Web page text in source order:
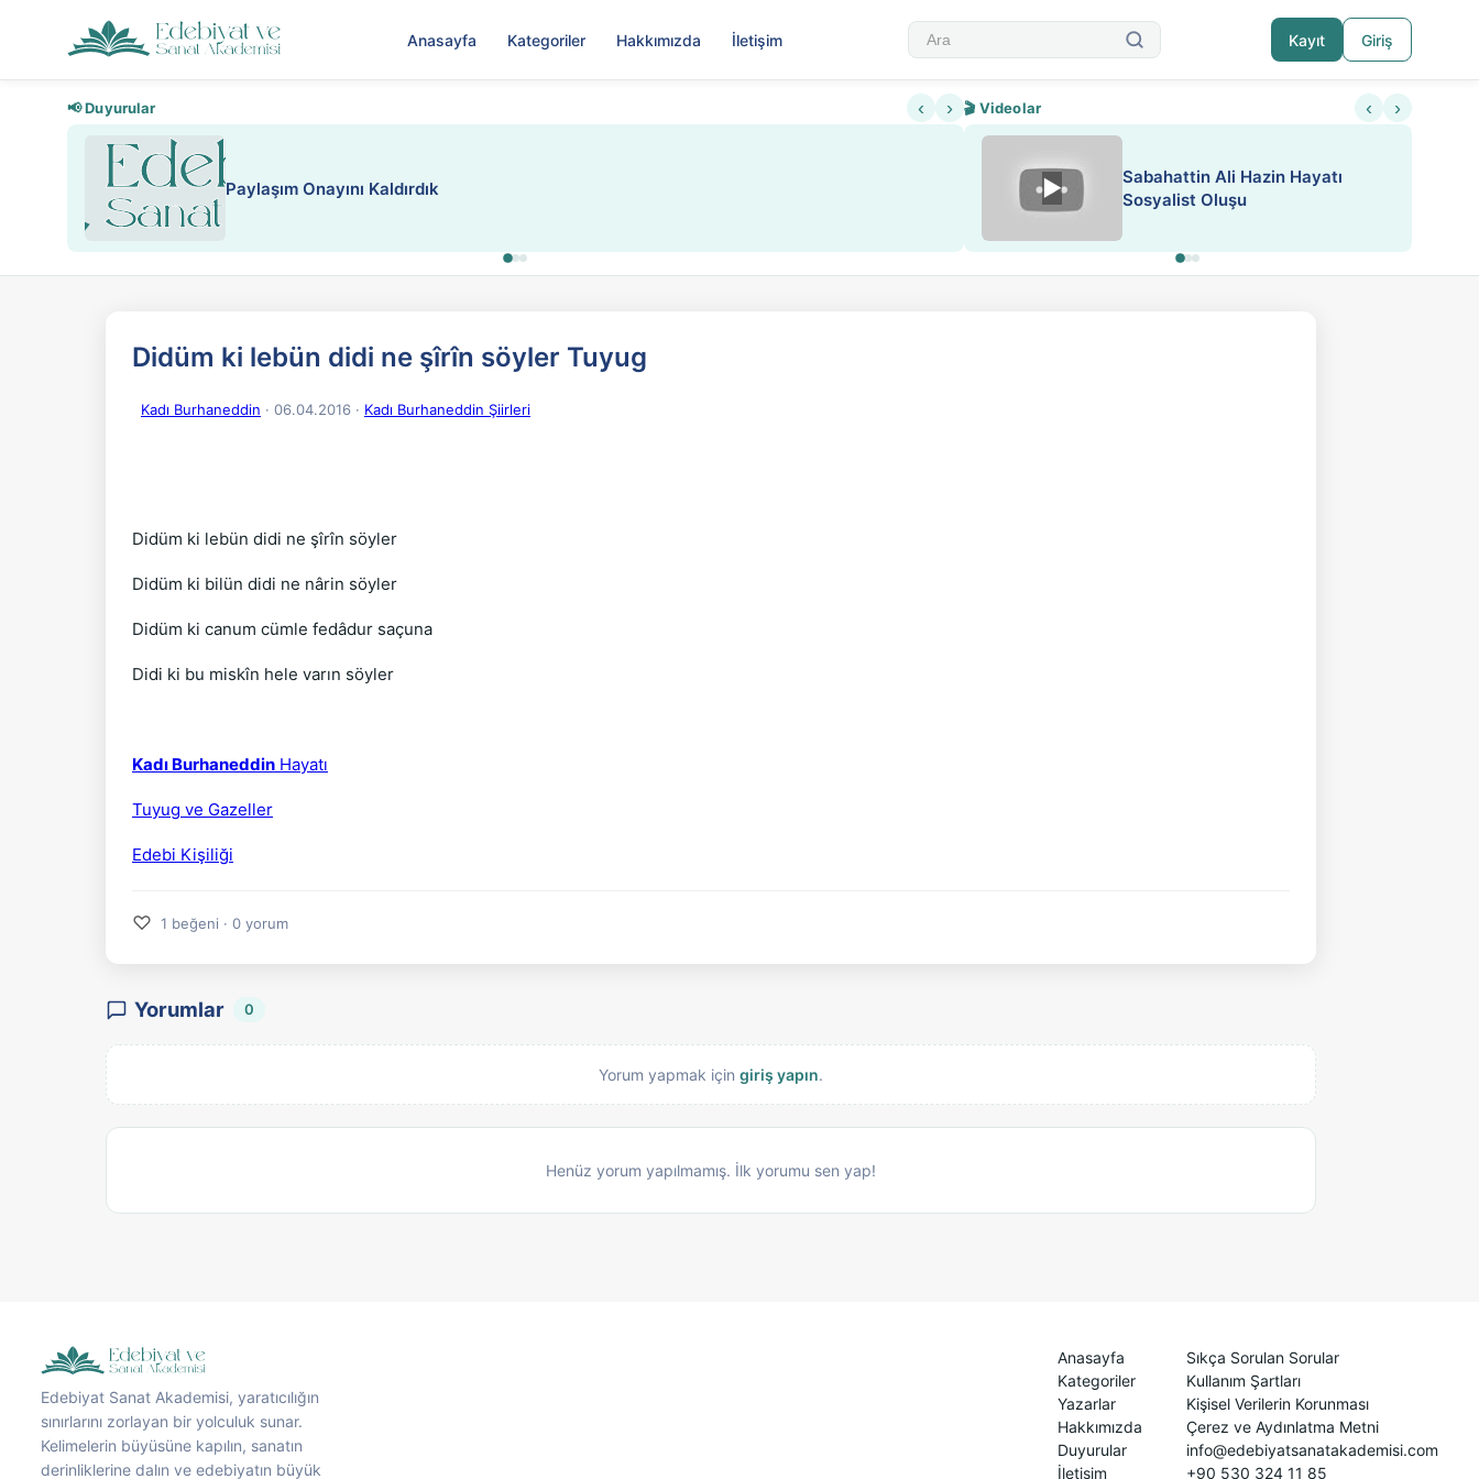
Anasayfa Kategoriler Hakkımızda İletişim Kayıt Giriş
📢 Duyurular ‹ ›
Paylaşım Onayını Kaldırdık Nadir içeriklere kısıtlama ve kredi sistemi
🎬 Videolar ‹ ›
▶
Sabahattin Ali Hazin Hayatı
Sosyalist Oluşu
Didüm ki lebün didi ne şîrîn söyler Tuyug
Kadı Burhaneddin · 06.04.2016 · Kadı Burhaneddin Şiirleri
Didüm ki lebün didi ne şîrîn söyler
Didüm ki bilün didi ne nârin söyler
Didüm ki canum cümle fedâdur saçuna
Didi ki bu miskîn hele varın söyler
Kadı Burhaneddin Hayatı
Tuyug ve Gazeller
Edebi Kişiliği
♡ 1 beğeni · 0 yorum
Yorumlar 0
Yorum yapmak için giriş yapın.
Henüz yorum yapılmamış. İlk yorumu sen yap!
Edebiyat Sanat Akademisi, yaratıcılığın
sınırlarını zorlayan bir yolculuk sunar.
Kelimelerin büyüsüne kapılın, sanatın
derinliklerine dalın ve edebiyatın büyük
Anasayfa
Kategoriler
Yazarlar
Hakkımızda
Duyurular
İletişim
Sıkça Sorulan Sorular
Kullanım Şartları
Kişisel Verilerin Korunması
Çerez ve Aydınlatma Metni
info@edebiyatsanatakademisi.com
+90 530 324 11 85